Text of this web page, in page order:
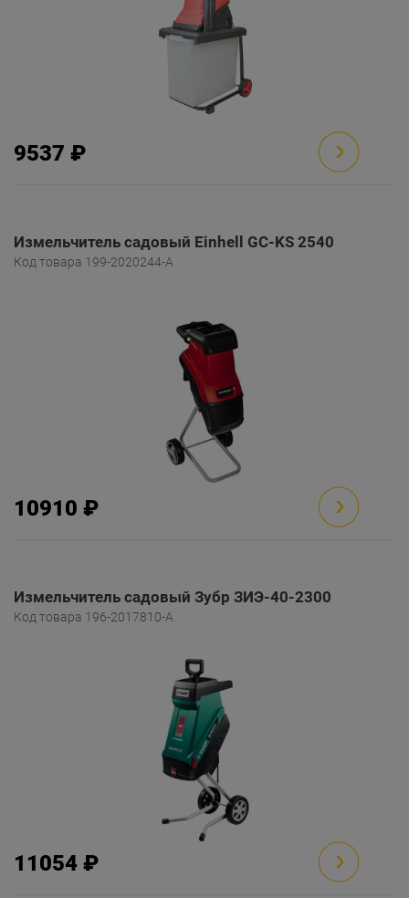
9537 ₽
Измельчитель садовый Einhell GC-KS 2540
Код товара 199-2020244-A
10910 ₽
Измельчитель садовый Зубр ЗИЭ-40-2300
Код товара 196-2017810-A
11054 ₽